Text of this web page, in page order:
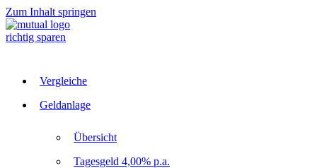
Zum Inhalt springen
richtig sparen
Vergleiche
Geldanlage
Übersicht
Tagesgeld 4,00% p.a.